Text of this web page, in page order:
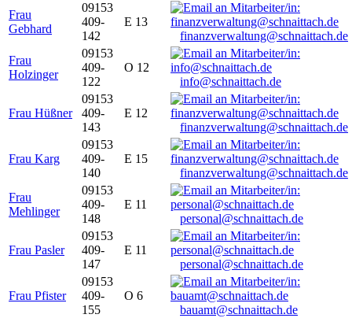
Frau
Gebhard
09153
409-
142
E 13
finanzverwaltung@schnaittach.de
Frau
Holzinger
09153
409-
122
O 12
info@schnaittach.de
Frau Hüßner
09153
409-
143
E 12
finanzverwaltung@schnaittach.de
Frau Karg
09153
409-
140
E 15
finanzverwaltung@schnaittach.de
Frau
Mehlinger
09153
409-
148
E 11
personal@schnaittach.de
Frau Pasler
09153
409-
147
E 11
personal@schnaittach.de
Frau Pfister
09153
409-
155
O 6
bauamt@schnaittach.de